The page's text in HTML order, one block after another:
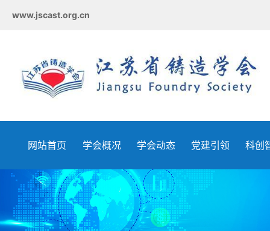
www.jscast.org.cn
网站首页 学会概况 学会动态 党建引领 科创